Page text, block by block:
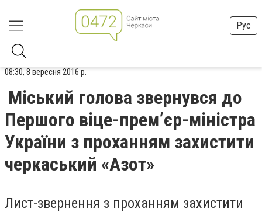
Рус
08:30, 8 вересня 2016 р.
Міський голова звернувся до
Першого віце-прем’єр-міністра
України з проханням захистити
черкаський «Азот»
Лист-звернення з проханням захистити